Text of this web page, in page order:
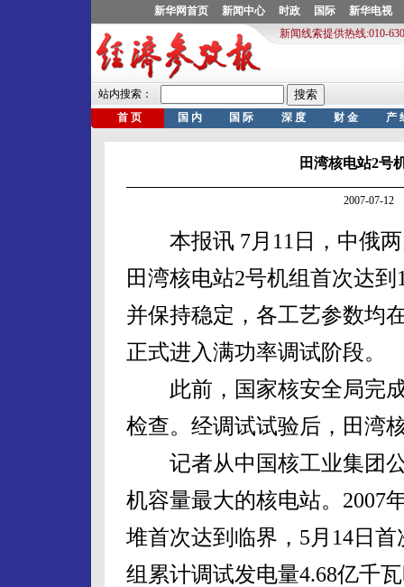
田湾核电站2号
2007-07-12
本报讯 7月11日，中俄
田湾核电站2号机组首次达
并保持稳定，各工艺参数均
正式进入满功率调试阶段。
此前，国家核安全局完成
检查。经调试试验后，田湾
记者从中国核工业集团公
机容量最大的核电站。2007
堆首次达到临界，5月14日
组累计调试发电量4.68亿千